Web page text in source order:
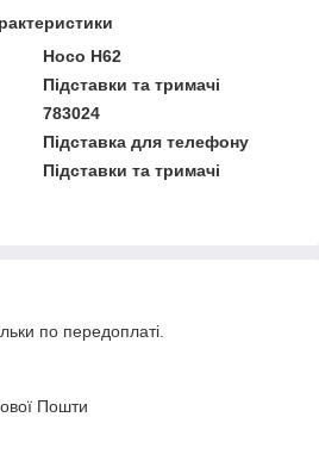
Hoco H62
Підставки та тримачі
783024
Підставка для телефону
Підставки та тримачі
по передоплаті.
Пошти